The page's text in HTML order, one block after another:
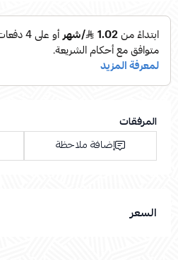
المرفقات
إضافة ملاحظة
السعر